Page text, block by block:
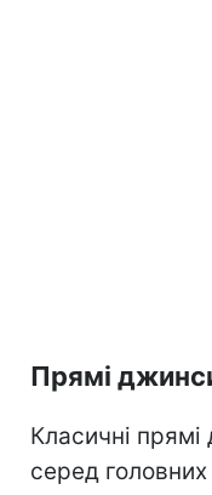
Прямі
Класичні
серед